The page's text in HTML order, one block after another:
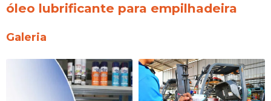
óleo lubrificante para empilhadeira
Galeria